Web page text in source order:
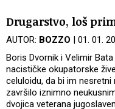
Drugarstvo, loš
AUTOR: BOZZO | 01. 01.
Boris Dvornik i Velimir
nacističke okupatorske
celuloidu, da bi im
završilo iznimno
dvojica veterana